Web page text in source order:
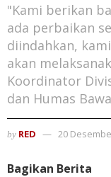
"Kami berikan
ada perbaikan
diindahkan,
akan
Koordinator
dan Humas
by RED 20
Bagikan Berita